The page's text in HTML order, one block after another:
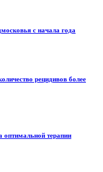
с начала года
рецидивов более
оптимальной терапии